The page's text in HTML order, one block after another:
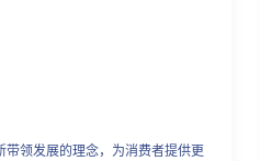
带领发展的理念，为消费者提供更